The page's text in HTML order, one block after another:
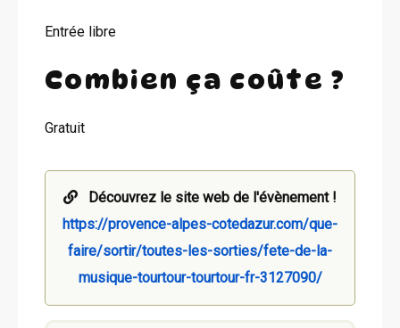
Entrée libre
Combien ça coûte ?
Gratuit
Découvrez le site web de l'évènement !
https://provence-alpes-cotedazur.com/que-
faire/sortir/toutes-les-sorties/fete-de-la-
musique-tourtour-tourtour-fr-3127090/